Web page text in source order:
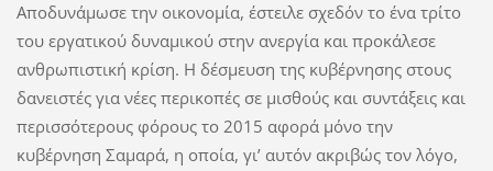
Αποδυνάμωσε την οικονομία, έστειλε σχεδόν το ένα τρίτο
του εργατικού δυναμικού στην ανεργία και προκάλεσε
ανθρωπιστική κρίση. Η δέσμευση της κυβέρνησης στους
δανειστές για νέες περικοπές σε μισθούς και συντάξεις και
περισσότερους φόρους το 2015 αφορά μόνο την
κυβέρνηση Σαμαρά, η οποία, γι’ αυτόν ακριβώς τον λόγο,